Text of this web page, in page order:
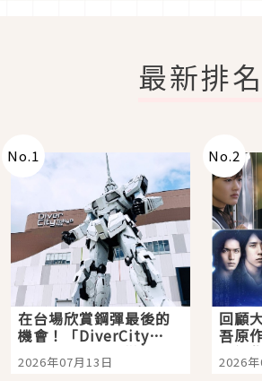
最新排名
No.1
在台場欣賞鋼彈最後的
機會！「DiverCity
Tokyo Plaza」搭船、
購物、美食及夜景，一
2026年07月13日
No.2
回顧
吾原
影視
2026